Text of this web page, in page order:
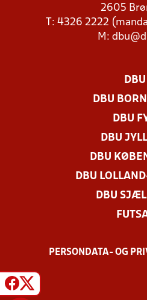
2605
T: 4326 2222
M:
DBU
DBU
DBU
DBU
DBU
DBU
DBU
PERSONDATA- OG